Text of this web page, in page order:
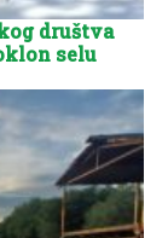
društva
selu